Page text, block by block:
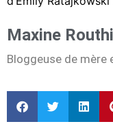
Maxine
Bloggeuse de mère